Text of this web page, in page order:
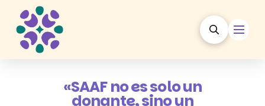
«SAAF no es solo un
donante, sino un